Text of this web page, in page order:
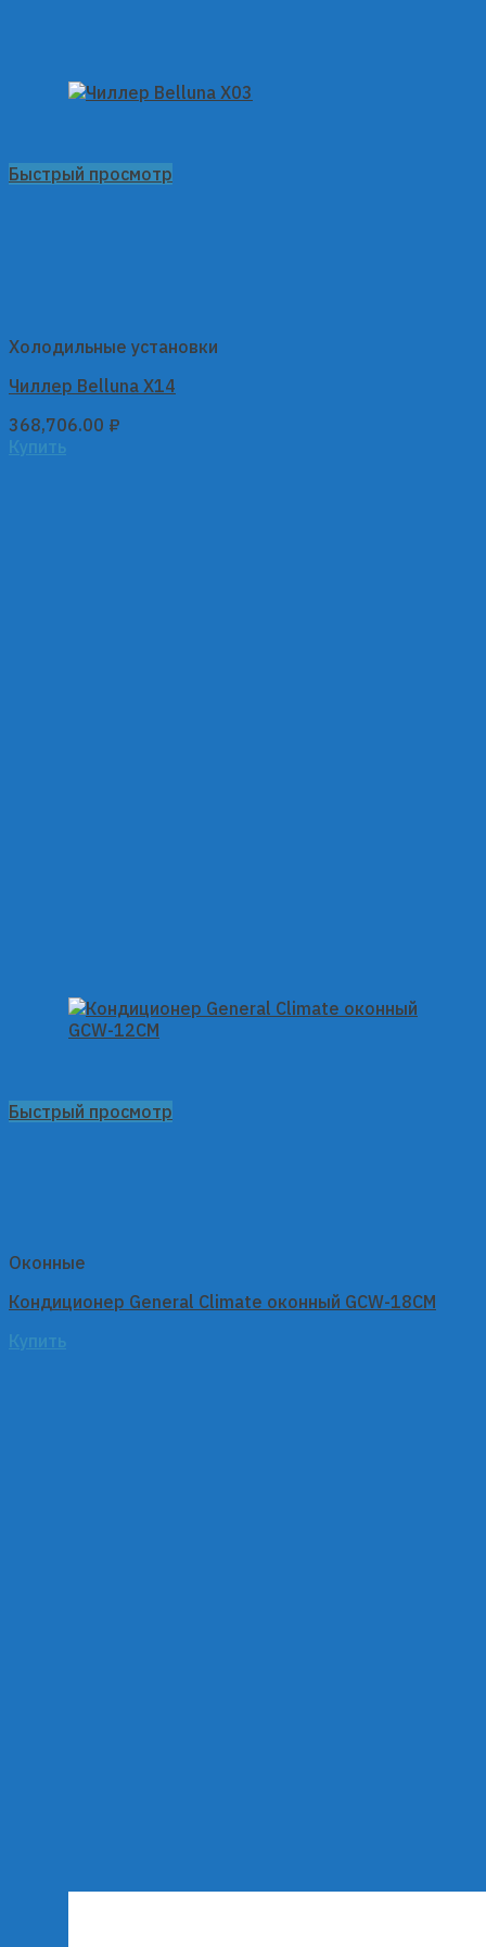
Быстрый просмотр
Холодильные установки
Чиллер Belluna X14
368,706.00 ₽
Купить
Быстрый просмотр
Оконные
Кондиционер General Climate оконный GCW-18CM
Купить